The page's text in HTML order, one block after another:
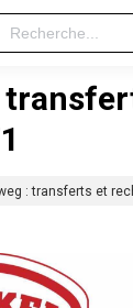
for:
: transferts et